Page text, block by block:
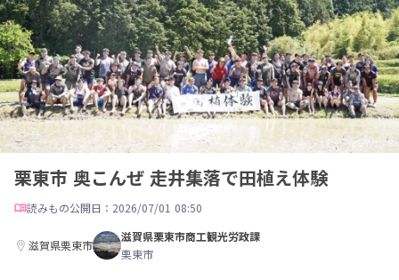
栗東市 奥こんぜ 走井集落で田植え体験
読みもの公開日：2026/07/01 08:50
滋賀県栗東市
滋賀県栗東市商工観光労政課
栗東市